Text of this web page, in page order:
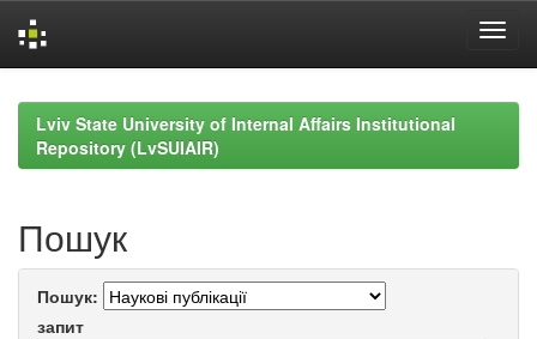
navigationLviv State University of Internal Affairs Institutional
Repository (LvSUIAIR)
Пошук
Пошук:
запит